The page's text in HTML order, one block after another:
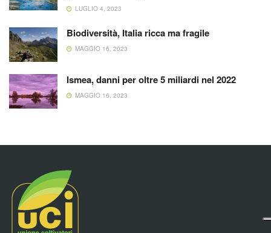
LUGLIO 4, 2023
Biodiversità, Italia ricca ma fragile
MAGGIO 16, 2023
Ismea, danni per oltre 5 miliardi nel 2022
MAGGIO 16, 2023